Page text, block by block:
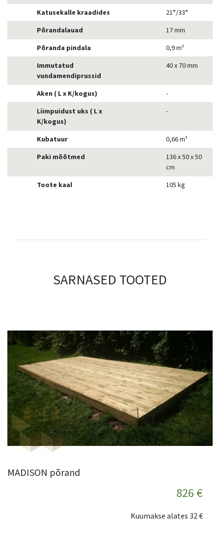
Katusekalle kraadides
21°/33°
Põrandalauad
17 mm
Põranda pindala
0,9 m²
Immutatud
vundamendiprussid
40 x 70 mm
Aken ( L x K/kogus)
-
Liimpuidust uks ( L x
K/kogus)
-
Kubatuur
0,66 m³
Paki mõõtmed
136 x 50 x 50
cm
Toote kaal
105 kg
SARNASED TOOTED
MADISON põrand
826 €
Kuumakse alates 32 €